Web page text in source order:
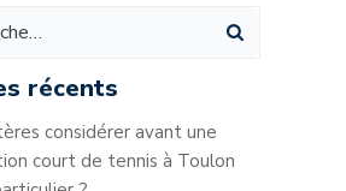
récents
considérer avant une
court de tennis à Toulon